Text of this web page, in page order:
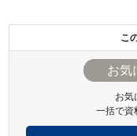
こ
お気
一括で資